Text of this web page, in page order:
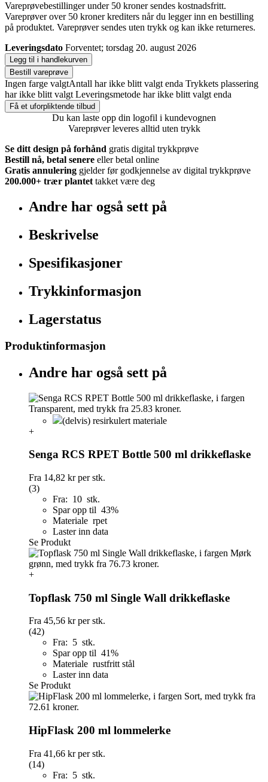
Vareprøvebestillinger under 50 kroner sendes kostnadsfritt.
Vareprøver over 50 kroner krediters når du legger inn en bestilling
på produktet. Vareprøver sendes uten trykk og kan ikke returneres.
Leveringsdato Forventet; torsdag 20. august 2026
Legg til i handlekurven
Bestill vareprøve
Ingen farge valgtAntall har ikke blitt valgt enda Trykkets plassering
har ikke blitt valgt Leveringsmetode har ikke blitt valgt enda
Få et uforpliktende tilbud
Du kan laste opp din logofil i kundevognen
Vareprøver leveres alltid uten trykk
Se ditt design på forhånd gratis digital trykkprøve
Bestill nå, betal senere eller betal online
Gratis annulering gjelder før godkjennelse av digital trykkprøve
200.000+ trær plantet takket være deg
Andre har også sett på
Beskrivelse
Spesifikasjoner
Trykkinformasjon
Lagerstatus
Produktinformasjon
Andre har også sett på
(delvis) resirkulert materiale
+
Senga RCS RPET Bottle 500 ml drikkeflaske
Fra 14,82 krper stk.
(3)
Fra: 10 stk.
Spar opp til 43%
Materiale rpet
Laster inn data
Se Produkt
+
Topflask 750 ml Single Wall drikkeflaske
Fra 45,56 krper stk.
(42)
Fra: 5 stk.
Spar opp til 41%
Materiale rustfritt stål
Laster inn data
Se Produkt
HipFlask 200 ml lommelerke
Fra 41,66 krper stk.
(14)
Fra: 5 stk.